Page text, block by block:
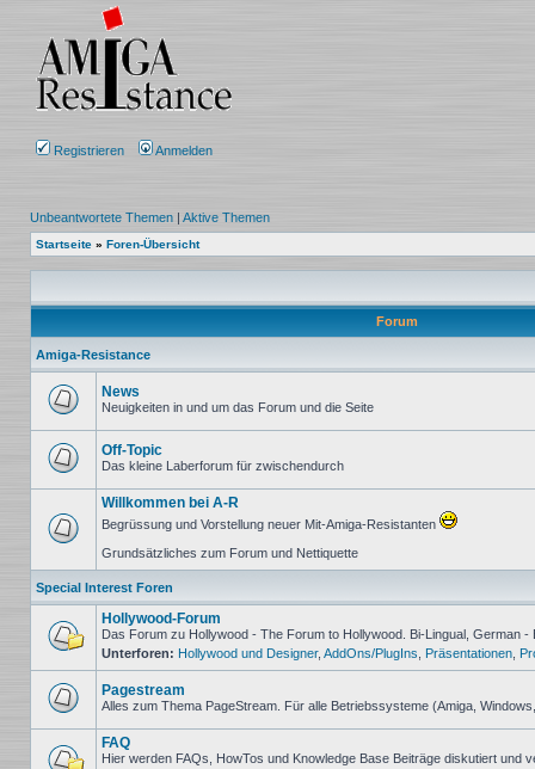
Registrieren Anmelden
Unbeantwortete Themen | Aktive Themen
Startseite » Foren-Übersicht
Forum
Amiga-Resistance
ungelesenen
Beiträge
News
Neuigkeiten in und um das Forum und die Seite
ungelesenen
Beiträge
Off-Topic
Das kleine Laberforum für zwischendurch
Keine
Willkommen bei A-R
Begrüssung und Vorstellung neuer Mit-Amiga-Resistanten
Grundsätzliches zum Forum und Nettiquette
Special Interest Foren
Keine
ungelesenen
Beiträge
Hollywood-Forum
Das Forum zu Hollywood - The Forum to Hollywood. Bi-Lingual, German -
Unterforen: Hollywood und Designer, AddOns/PlugIns Präsentationen
ungelesenen
Beiträge
Pagestream
Alles zum Thema PageStream. Für alle Betriebssysteme (Amiga,
FAQ
Hier werden FAQs, HowTos und Knowledge Base Beiträge diskutiert und